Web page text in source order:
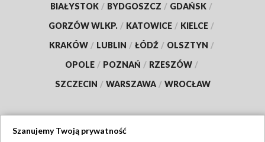
BIAŁYSTOK / BYDGOSZCZ / GDAŃSK /
GORZÓW WLKP. / KATOWICE / KIELCE /
KRAKÓW / LUBLIN / ŁÓDŹ / OLSZTYN /
OPOLE / POZNAŃ / RZESZÓW /
SZCZECIN / WARSZAWA / WROCŁAW
Szanujemy Twoją prywatność